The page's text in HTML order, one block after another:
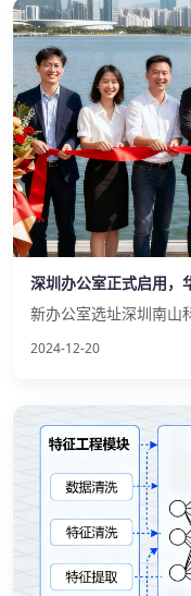
深圳办公室正式启用，
新办公室选址深圳南山
2024-12-20